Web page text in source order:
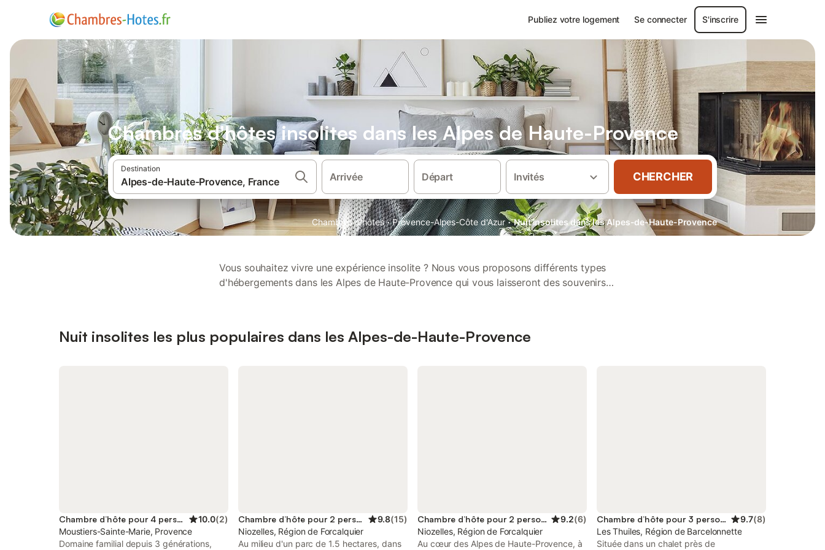
Publiez votre logement Se connecter S'inscrire
Chambres d'hôtes insolites dans les Alpes de Haute-Provence
Destination
Arrivée Départ Invités CHERCHER
Chambres d'hôtes · Provence-Alpes-Côte d'Azur · Nuit insolites dans les Alpes-de-Haute-Provence
Vous souhaitez vivre une expérience insolite ? Nous vous proposons différents types
d'hébergements dans les Alpes de Haute-Provence qui vous laisseront des souvenirs
Nuit insolites les plus populaires dans les Alpes-de-Haute-Provence
Chambre d’hôte pour 4 personnes 10.0(2)
Moustiers-Sainte-Marie, Provence
Domaine familial depuis 3 générations,
Chambre d’hôte pour 2 personnes 9.8(15)
Niozelles, Région de Forcalquier
Au milieu d'un parc de 1.5 hectares, dans
Chambre d’hôte pour 2 personnes 9.2(6)
Niozelles, Région de Forcalquier
Au cœur des Alpes de Haute-Provence, à
Chambre d’hôte pour 3 personnes 9.7(8)
Les Thuiles, Région de Barcelonnette
Située dans un chalet près de